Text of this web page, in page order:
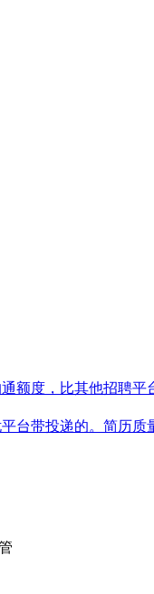
额度，比其他招聘平
台带投递的。简历质